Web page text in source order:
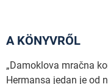
A KÖNYVRŐL
„Damoklova mračna
Hermansa jedan je od